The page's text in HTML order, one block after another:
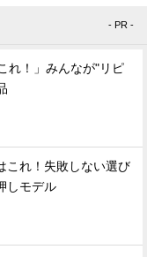
- PR -
れ！」みんなが"リピ
これ！失敗しない選び
しモデル